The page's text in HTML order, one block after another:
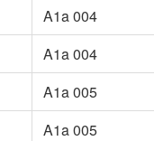
A1a 004
A1a 004
A1a 005
A1a 005